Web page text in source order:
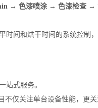
→ 色漆喷涂 → 色漆检查 →
时间和烘干时间的系统控制
站式服务。
仅关注单台设备性能，更